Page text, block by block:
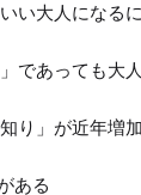
い大人になる
であっても大
ある